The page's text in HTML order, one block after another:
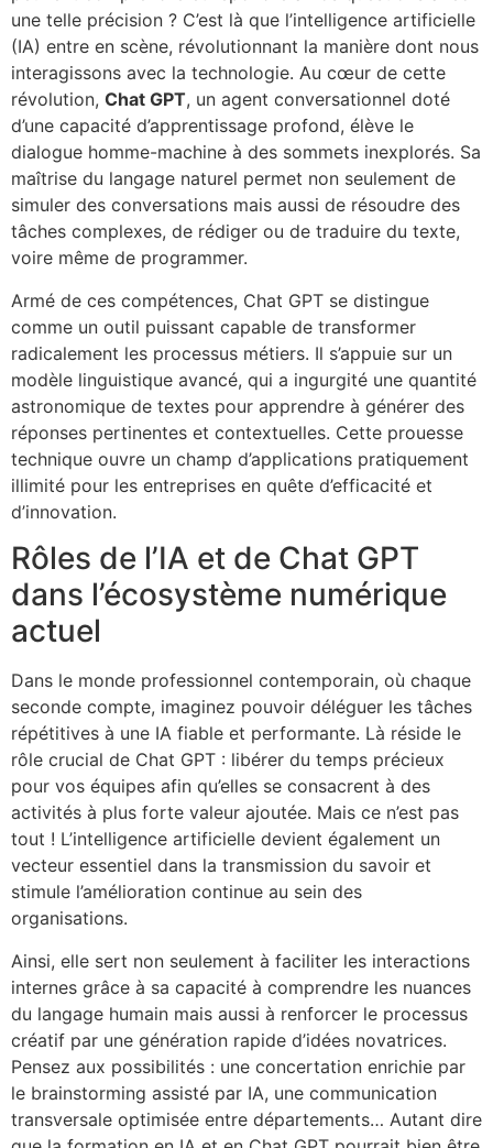
une telle précision ? C’est là que l’intelligence artificielle
(IA) entre en scène, révolutionnant la manière dont nous
interagissons avec la technologie. Au cœur de cette
révolution, Chat GPT, un agent conversationnel doté
d’une capacité d’apprentissage profond, élève le
dialogue homme-machine à des sommets inexplorés. Sa
maîtrise du langage naturel permet non seulement de
simuler des conversations mais aussi de résoudre des
tâches complexes, de rédiger ou de traduire du texte,
voire même de programmer.
Armé de ces compétences, Chat GPT se distingue
comme un outil puissant capable de transformer
radicalement les processus métiers. Il s’appuie sur un
modèle linguistique avancé, qui a ingurgité une quantité
astronomique de textes pour apprendre à générer des
réponses pertinentes et contextuelles. Cette prouesse
technique ouvre un champ d’applications pratiquement
illimité pour les entreprises en quête d’efficacité et
d’innovation.
Rôles de l’IA et de Chat GPT
dans l’écosystème numérique
actuel
Dans le monde professionnel contemporain, où chaque
seconde compte, imaginez pouvoir déléguer les tâches
répétitives à une IA fiable et performante. Là réside le
rôle crucial de Chat GPT : libérer du temps précieux
pour vos équipes afin qu’elles se consacrent à des
activités à plus forte valeur ajoutée. Mais ce n’est pas
tout ! L’intelligence artificielle devient également un
vecteur essentiel dans la transmission du savoir et
stimule l’amélioration continue au sein des
organisations.
Ainsi, elle sert non seulement à faciliter les interactions
internes grâce à sa capacité à comprendre les nuances
du langage humain mais aussi à renforcer le processus
créatif par une génération rapide d’idées novatrices.
Pensez aux possibilités : une concertation enrichie par
le brainstorming assisté par IA, une communication
transversale optimisée entre départements… Autant dire